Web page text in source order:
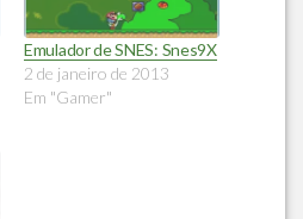
Emulador de SNES: Snes9X
2 de janeiro de 2013
Em "Gamer"